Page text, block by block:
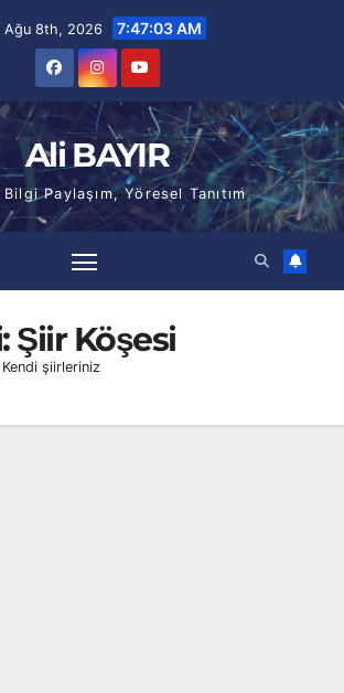
Ağu 8th, 2026 7:47:04 AM
Ali BAYIR
Paylaşım, Yöresel Tanıtım
Şiir Köşesi
şiirleriniz